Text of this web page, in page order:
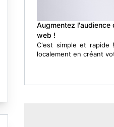
Augmentez l'audience
web !
C'est simple et rapide
localement en créant